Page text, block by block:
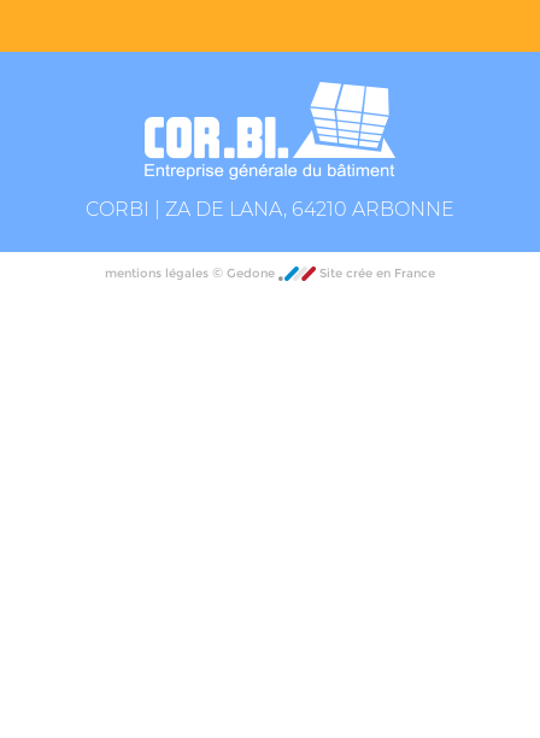
CORBI | ZA DE LANA, 64210 ARBONNE
mentions légales © Gedone Site crée en France